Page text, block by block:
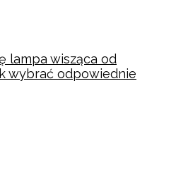
lampa wisząca od
wybrać odpowiednie